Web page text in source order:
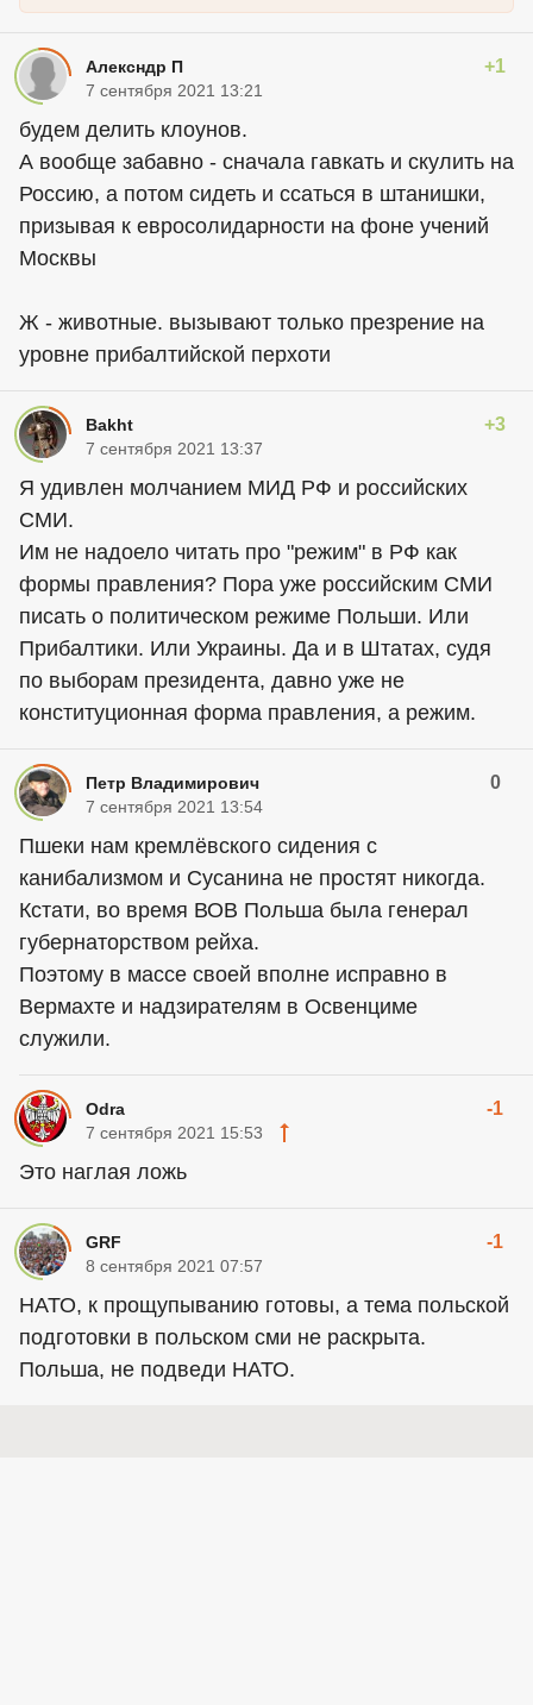
Алексндр П +1
7 сентября 2021 13:21
будем делить клоунов.
А вообще забавно - сначала гавкать и скулить на
Россию, а потом сидеть и ссаться в штанишки,
призывая к евросолидарности на фоне учений
Москвы
Ж - животные. вызывают только презрение на
уровне прибалтийской перхоти
Bakht +3
7 сентября 2021 13:37
Я удивлен молчанием МИД РФ и российских
СМИ.
Им не надоело читать про "режим" в РФ как
формы правления? Пора уже российским СМИ
писать о политическом режиме Польши. Или
Прибалтики. Или Украины. Да и в Штатах, судя
по выборам президента, давно уже не
конституционная форма правления, а режим.
Петр Владимирович 0
7 сентября 2021 13:54
Пшеки нам кремлёвского сидения с
канибализмом и Сусанина не простят никогда.
Кстати, во время ВОВ Польша была генерал
губернаторством рейха.
Поэтому в массе своей вполне исправно в
Вермахте и надзирателям в Освенциме
служили.
Odra -1
7 сентября 2021 15:53
Это наглая ложь
GRF -1
8 сентября 2021 07:57
НАТО, к прощупыванию готовы, а тема польской
подготовки в польском сми не раскрыта.
Польша, не подведи НАТО.